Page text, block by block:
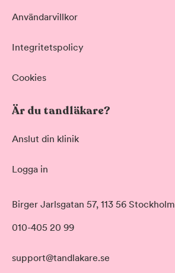
Akut tandvård
Basundersökning
Hygienistbehandling
Professionell rengöring och puts
Morgon
Klockan 09:00 - 12:00
Användarvillkor
Integritetspolicy
Cookies
Är du tandläkare?
Anslut din klinik
Logga in
Birger Jarlsgatan 57, 113 56 Stockholm
010-405 20 99
support@tandlakare.se